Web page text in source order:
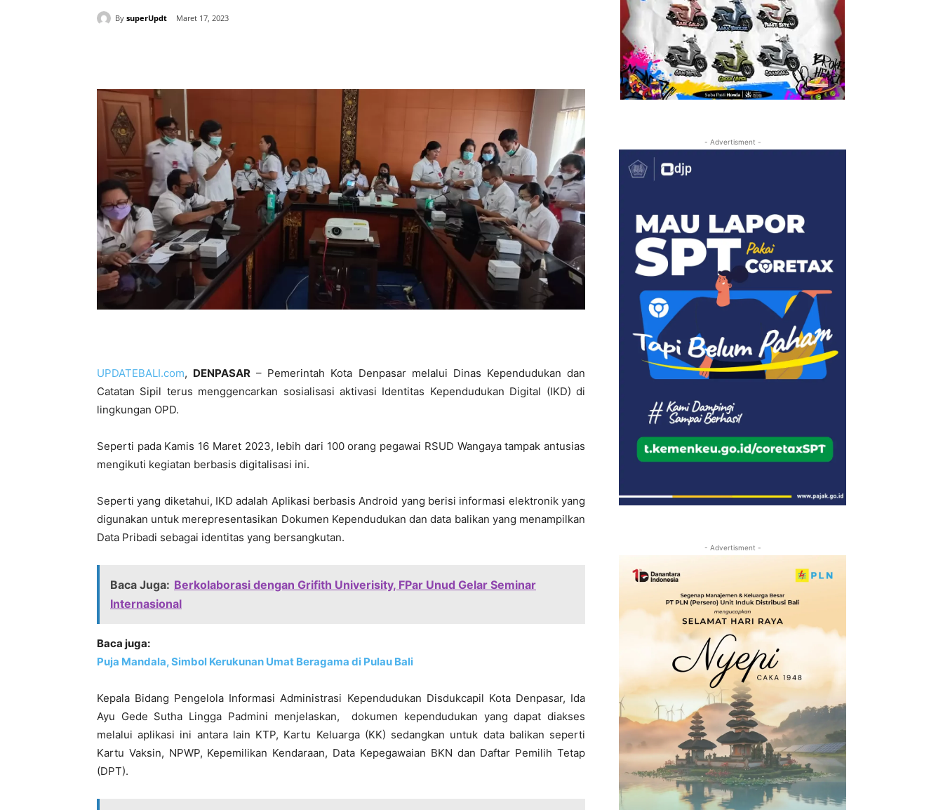
By superUpdt Maret 17, 2023
UPDATEBALI.com, DENPASAR – Pemerintah Kota Denpasar melalui Dinas Kependudukan dan
Catatan Sipil terus menggencarkan sosialisasi aktivasi Identitas Kependudukan Digital (IKD) di
lingkungan OPD.
Seperti pada Kamis 16 Maret 2023, lebih dari 100 orang pegawai RSUD Wangaya tampak antusias
mengikuti kegiatan berbasis digitalisasi ini.
Seperti yang diketahui, IKD adalah Aplikasi berbasis Android yang berisi informasi elektronik yang
digunakan untuk merepresentasikan Dokumen Kependudukan dan data balikan yang menampilkan
Data Pribadi sebagai identitas yang bersangkutan.
Baca Juga: Berkolaborasi dengan Grifith Univerisity, FPar Unud Gelar Seminar
Internasional
Baca juga:
Puja Mandala, Simbol Kerukunan Umat Beragama di Pulau Bali
Kepala Bidang Pengelola Informasi Administrasi Kependudukan Disdukcapil Kota Denpasar, Ida
Ayu Gede Sutha Lingga Padmini menjelaskan, dokumen kependudukan yang dapat diakses
melalui aplikasi ini antara lain KTP, Kartu Keluarga (KK) sedangkan untuk data balikan seperti
Kartu Vaksin, NPWP, Kepemilikan Kendaraan, Data Kepegawaian BKN dan Daftar Pemilih Tetap
(DPT).
- Advertisment -
- Advertisment -